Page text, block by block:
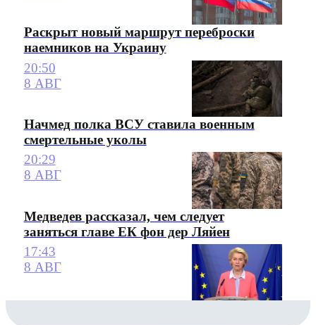
Раскрыт новый маршрут переброски
наемников на Украину
20:50
8 АВГ
Начмед полка ВСУ ставила военным
смертельные уколы
20:29
8 АВГ
Медведев рассказал, чем следует
заняться главе ЕК фон дер Ляйен
17:43
8 АВГ